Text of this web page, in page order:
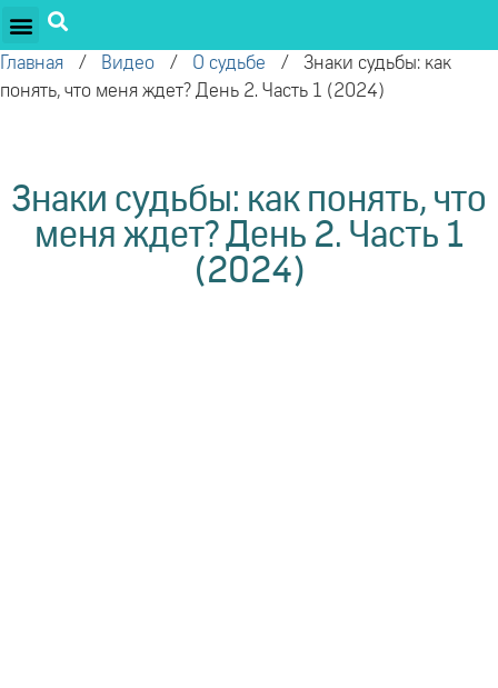
Главная / Видео / О судьбе / Знаки судьбы: как
понять, что меня ждет? День 2. Часть 1 (2024)
Знаки судьбы: как понять, что
меня ждет? День 2. Часть 1
(2024)